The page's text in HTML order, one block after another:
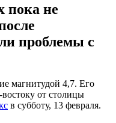
пока не
проблемы с
магнитудой 4,7. Его
от столицы
в субботу, 13 февраля.